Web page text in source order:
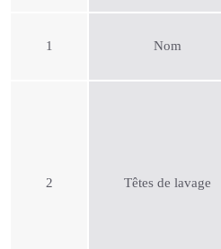
1 Nom
2 Têtes de lavage